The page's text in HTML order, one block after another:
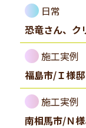
日常
恐竜さん、ク
施工実例
福島市/Ｉ様
施工実例
南相馬市/Ｎ